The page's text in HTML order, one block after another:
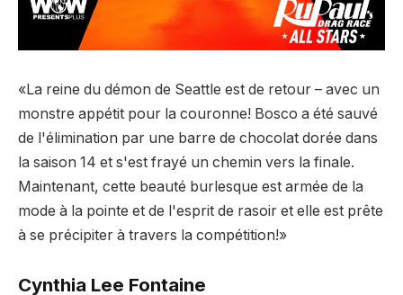
«La reine du démon de Seattle est de retour – avec un
monstre appétit pour la couronne! Bosco a été sauvé
de l'élimination par une barre de chocolat dorée dans
la saison 14 et s'est frayé un chemin vers la finale.
Maintenant, cette beauté burlesque est armée de la
mode à la pointe et de l'esprit de rasoir et elle est prête
à se précipiter à travers la compétition!»
Cynthia Lee Fontaine